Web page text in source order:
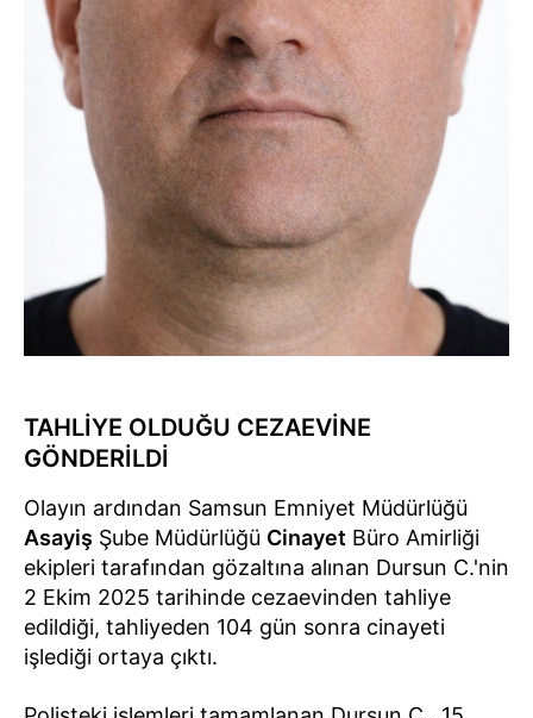
TAHLİYE OLDUĞU CEZAEVİNE
GÖNDERİLDİ
Olayın ardından Samsun Emniyet Müdürlüğü
Asayiş Şube Müdürlüğü Cinayet Büro Amirliği
ekipleri tarafından gözaltına alınan Dursun C.'nin
2 Ekim 2025 tarihinde cezaevinden tahliye
edildiği, tahliyeden 104 gün sonra cinayeti
işlediği ortaya çıktı.